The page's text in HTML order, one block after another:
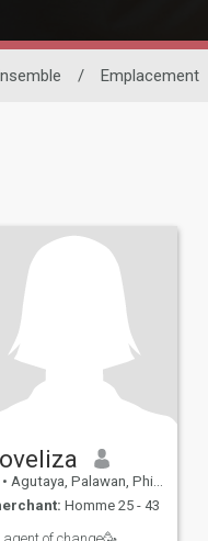
/ Emplacement
• Agutaya, Palawan, Philippines
Homme 25 - 43